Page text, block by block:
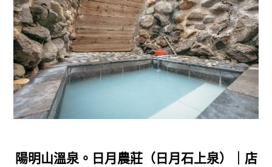
陽明山溫泉。日月農莊（日月石上泉）｜店